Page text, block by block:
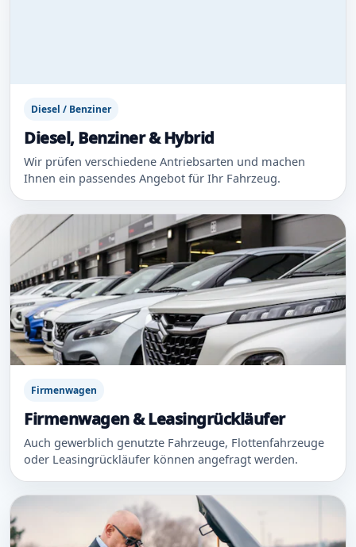
Diesel / Benziner
Diesel, Benziner & Hybrid
Wir prüfen verschiedene Antriebsarten und machen
Ihnen ein passendes Angebot für Ihr Fahrzeug.
Firmenwagen
Firmenwagen & Leasingrückläufer
Auch gewerblich genutzte Fahrzeuge, Flottenfahrzeuge
oder Leasingrückläufer können angefragt werden.